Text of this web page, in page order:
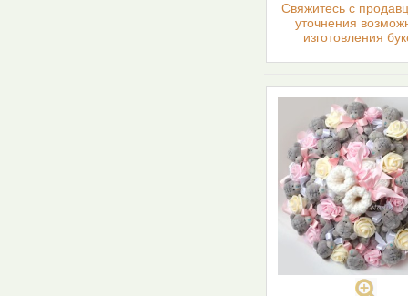
Cвяжитесь с
уточнения
изготовления